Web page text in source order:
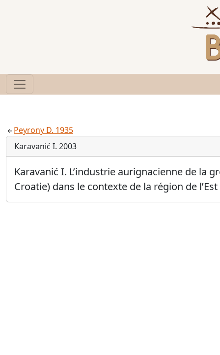
Peyrony D. 1935
Karavanić I. 2003
Karavanić I. L’industrie aurignacienne de la
Croatie) dans le contexte de la région de